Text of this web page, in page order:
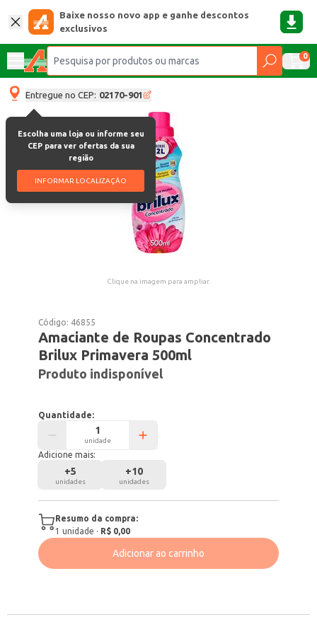
Baixe nosso novo app e ganhe descontos
exclusivos
0
Entregue no CEP: 02170-901
Escolha uma loja ou informe seu
CEP para ver ofertas da sua
região
INFORMAR LOCALIZAÇÃO
Clique na imagem para ampliar.
Código: 46855
Amaciante de Roupas Concentrado
Brilux Primavera 500ml
Produto indisponível
Quantidade:
unidade
Adicione mais:
+5
unidades
+10
unidades
Resumo da compra:
1 unidade · R$ 0,00
Adicionar ao carrinho